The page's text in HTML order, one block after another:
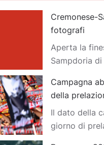
Cremonese-
fotografi
Aperta la
Sampdoria
Campagna
della
Il dato della
giorno di